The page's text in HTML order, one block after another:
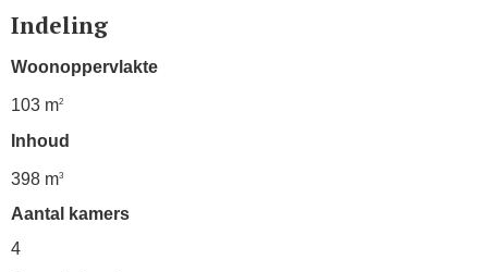
Indeling
Woonoppervlakte
103 m2
Inhoud
398 m3
Aantal kamers
4